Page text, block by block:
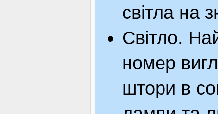
світла на
Світло.
номер
штори в